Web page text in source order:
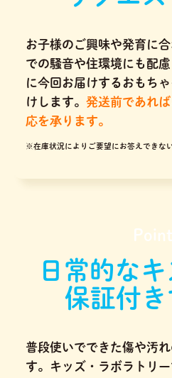
お子様のご興味や発育に
での騒音や住環境にも配
に今回お届けするおもち
けします。 発送前であれ
応を承ります。
※在庫状況によりご要望にお答えできな
日常的なキ
保証付
普段使いでできた傷や汚
す。キッズ・ラボラトリ